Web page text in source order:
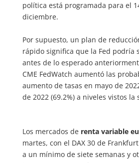
política está programada para el
diciembre.
Por supuesto, un plan de
rápido significa que la Fed podría
antes de lo esperado
CME FedWatch aumentó las
aumento de tasas en mayo de
de 2022 (69.2%) a niveles vistos la
Los mercados de renta variable
martes, con el DAX 30 de
a un mínimo de siete semanas y